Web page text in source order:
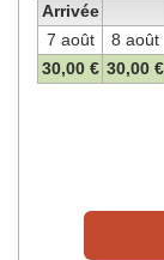
Arrivée
7 août
8 août
30,00€ 30,00 €